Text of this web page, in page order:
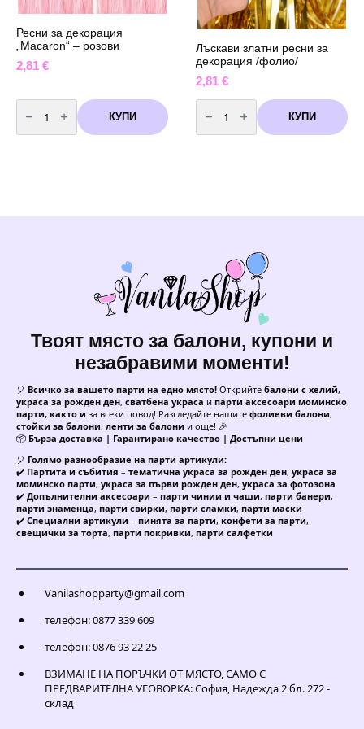
Ресни за декорация
„Macaron“ – розови
2,81 €
количество
за
Ресни
за
КУПИ
Лъскави златни ресни за
декорация /фолио/
2,81 €
количество
за
Лъскави
златни
КУПИ
Твоят място за балони, купони и
незабравими моменти!
🎈 Всичко за вашето парти на едно място! Открийте балони с хелий,
украса за рожден ден, сватбена украса и парти аксесоари моминско
парти, както и за всеки повод! Разгледайте нашите фолиеви балони,
стойки за балони, ленти за балони и още! 🎉
📦 Бърза доставка | Гарантирано качество | Достъпни цени
🎈 Голямо разнообразие на парти артикули:
✔️ Партита и събития – тематична украса за рожден ден, украса за
моминско парти, украса за първи рожден ден, украса за фотозона
✔️ Допълнителни аксесоари – парти чинии и чаши, парти банери,
парти знаменца, парти свирки, парти сламки, парти маски
✔️ Специални артикули – пинята за парти, конфети за парти,
свещички за торта, парти покривки, парти салфетки
Vanilashopparty@gmail.com
телефон: 0877 339 609
телефон: 0876 93 22 25
ВЗИМАНЕ НА ПОРЪЧКИ ОТ МЯСТО, САМО С
ПРЕДВАРИТЕЛНА УГОВОРКА: София, Надежда 2 бл. 272 -
склад